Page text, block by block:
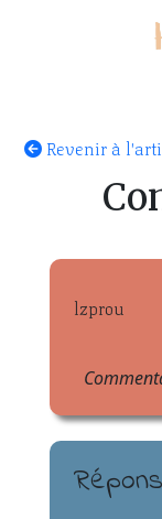
Revenir à
lzprou